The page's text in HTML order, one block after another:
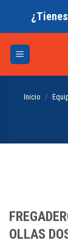
Inicio /
OLLAS